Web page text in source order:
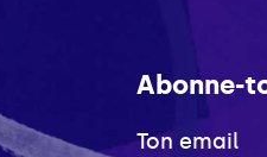
Abonne-
Ton email